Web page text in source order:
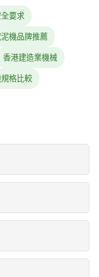
要求
機品牌推薦
香港建造業機械
格比較